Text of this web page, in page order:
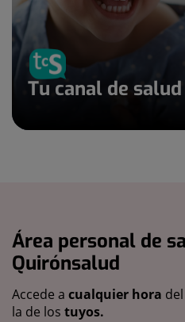
Tu canal de salud
Área personal de
Quirónsalud
Accede a cualquier hora
la de los tuyos.